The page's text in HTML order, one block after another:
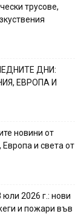
трусове,
ДНИ:
ЕВРОПА И
новини от
и света от
2026 г.: нови
и пожари във